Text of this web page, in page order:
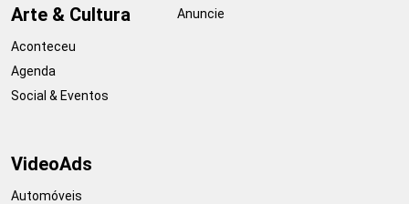
Arte & Cultura
Aconteceu
Agenda
Social & Eventos
Anuncie
VideoAds
Automóveis